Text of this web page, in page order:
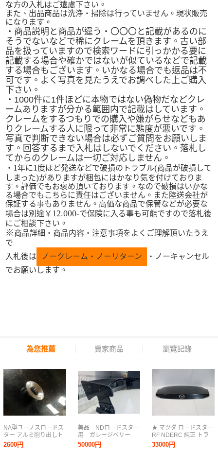
な方の入札はご遠慮下さい。
また、出品商品は洗浄・掃除は行っていません。現状販売
になります。
・商品説明と商品が違う・〇〇〇と記載があるのに
そうでないなどで稀にクレームを頂きます。古い部
品を扱っていますので検索ワードに引っかかる要に
記載する場合や確かではないが似ているなどで記載
する場合もございます。いかなる場合でも返品は不
可です。よく写真を見たうえでお調べした上ご購入
下さい。
・ 1000件に1件ほどに本物ではない偽物だなどクレ
ームありますが分かる範囲内で記載はしています。
クレームをするつもりでの購入や嫌がらせなどもあ
りクレームする人に限って非常に態度が悪いです。
写真で判断できない場合は必ずご質問をお願いしま
す。回答するまで入札はしないでください。落札し
てからのクレームは一切ご対応しません。
・ 1年に1度ほど発送などで破損のトラブル(商品が破損して
しまった)がありますが梱包にはかなり気を付けておりま
す。評価でもお褒め頂いております。なので破損はいかな
る場合でもこちらに責任はございません。また陸送会社が
保証する事もありません。高価な商品で保管などが必要な
場合は別途￥ 12.000-で保険に入る事も可能ですので落札後
にご相談下さい。
※商品詳細・商品内容・注意事項をよくご理解頂いたうえ
で
入札後は
ノークレーム・ノーリターン
・ノーキャンセル
でお願いします。
為您推薦 賣家商品 瀏覽記錄
NA型ユーノスロードス
ター アルミ削り出しト
ランクオープナーキー
リング
2600円
美品 NDロードスター
用 ガレージベリー
GTウィング ハイタイ
プ スポイラー リアスポ
50000円
★ マツダ ロードスター
RF NDERC 純正 トラ
ンク (B050633)
33000円